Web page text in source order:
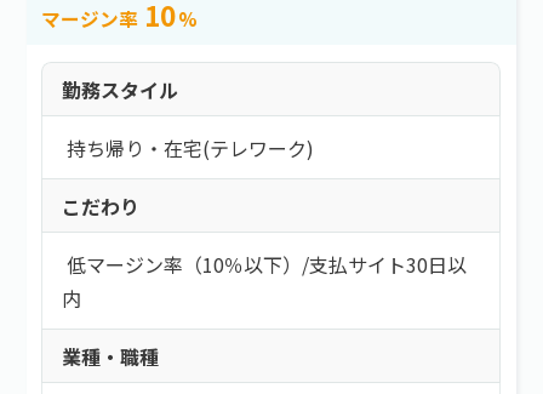
報酬金額
必要スキル
必要スキルを選択する
勤務スタイル
マージン率 10%
勤務スタイル
持ち帰り・在宅(テレワーク)
こだわり
低マージン率（10％以下） /支払サイト30日以
内
業種・職種